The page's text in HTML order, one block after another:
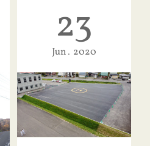
23
Jun 2020